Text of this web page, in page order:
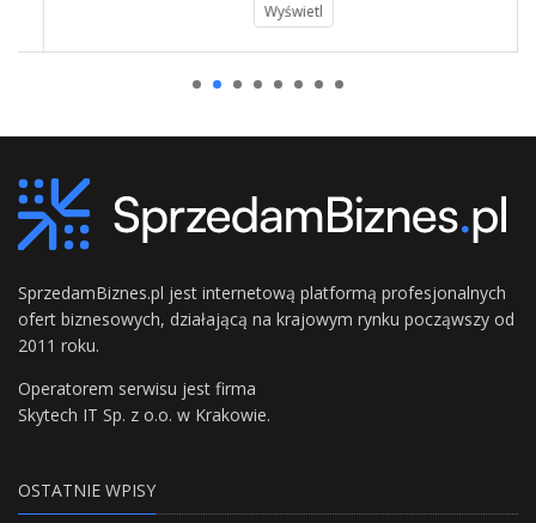
Wyświetl
SprzedamBiznes.pl jest internetową platformą profesjonalnych
ofert biznesowych, działającą na krajowym rynku począwszy od
2011 roku.
Operatorem serwisu jest firma
Skytech IT Sp. z o.o. w Krakowie.
OSTATNIE WPISY